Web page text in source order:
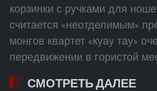
корзинки с ручками для
считается «неотделимым»
монгов квартет «куау тау»
передвижении в гористой
СМОТРЕТЬ ДАЛЕЕ